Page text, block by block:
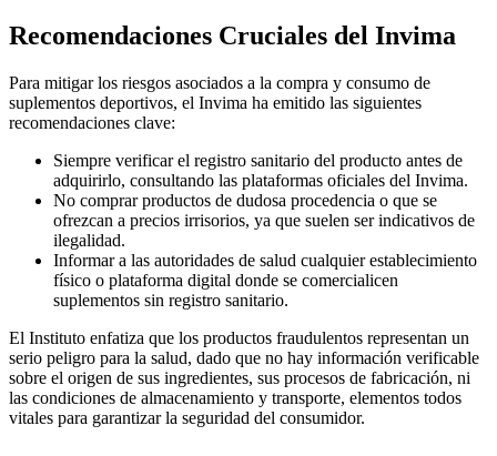
Recomendaciones Cruciales del Invima
Para mitigar los riesgos asociados a la compra y consumo de
suplementos deportivos, el Invima ha emitido las siguientes
recomendaciones clave:
Siempre verificar el registro sanitario del producto antes de
adquirirlo, consultando las plataformas oficiales del Invima.
No comprar productos de dudosa procedencia o que se
ofrezcan a precios irrisorios, ya que suelen ser indicativos de
ilegalidad.
Informar a las autoridades de salud cualquier establecimiento
físico o plataforma digital donde se comercialicen
suplementos sin registro sanitario.
El Instituto enfatiza que los productos fraudulentos representan un
serio peligro para la salud, dado que no hay información verificable
sobre el origen de sus ingredientes, sus procesos de fabricación, ni
las condiciones de almacenamiento y transporte, elementos todos
vitales para garantizar la seguridad del consumidor.